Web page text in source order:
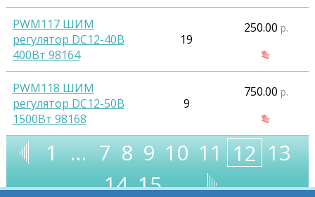
PWM117 ШИМ
регулятор DC12-40B
400Вт 98164
19
250.00 р.
PWM118 ШИМ
регулятор DC12-50B
1500Вт 98168
9
750.00 р.
1 … 7 8 9 10 11 12 13
14 15 …